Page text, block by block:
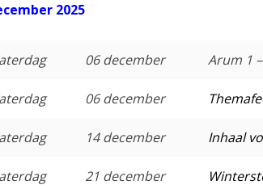
2025
06 december Arum 1
06 december
14 december Inhaal
21 december